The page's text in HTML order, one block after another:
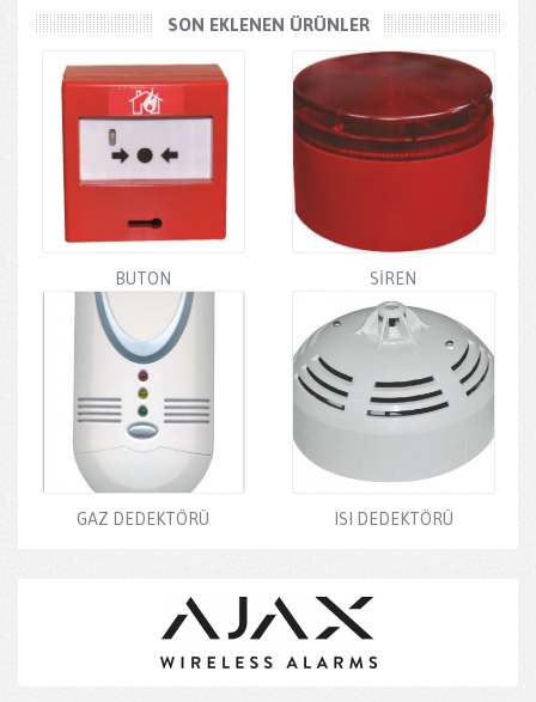
SON EKLENEN ÜRÜNLER
BUTON SİREN
GAZ DEDEKTÖRÜ ISI DEDEKTÖRÜ